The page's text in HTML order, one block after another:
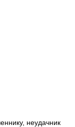
неудачник